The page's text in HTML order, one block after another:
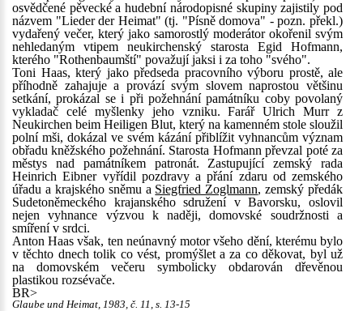
osvědčené pěvecké a hudební národopisné skupiny zajistily pod
názvem "Lieder der Heimat" (tj. "Písně domova" - pozn. překl.)
vydařený večer, který jako samorostlý moderátor okořenil svým
nehledaným vtipem neukirchenský starosta Egid Hofmann,
kterého "Rothenbaumští" považují jaksi i za toho "svého".
Toni Haas, který jako předseda pracovního výboru prostě, ale
příhodně zahajuje a provází svým slovem naprostou většinu
setkání, prokázal se i při požehnání památníku coby povolaný
vykladač celé myšlenky jeho vzniku. Farář Ulrich Murr z
Neukirchen beim Heiligen Blut, který na kamenném stole sloužil
polní mši, dokázal ve svém kázání přiblížit vyhnancům význam
obřadu kněžského požehnání. Starosta Hofmann převzal poté za
městys nad památníkem patronát. Zastupující zemský rada
Heinrich Eibner vyřídil pozdravy a přání zdaru od zemského
úřadu a krajského sněmu a Siegfried Zoglmann, zemský předák
Sudetoněmeckého krajanského sdružení v Bavorsku, oslovil
nejen vyhnance výzvou k naději, domovské soudržnosti a
smíření v srdci.
Anton Haas však, ten neúnavný motor všeho dění, kterému bylo
v těchto dnech tolik co vést, promýšlet a za co děkovat, byl už
na domovském večeru symbolicky obdarován dřevěnou
plastikou rozsévače.
BR>
Glaube und Heimat, 1983, č. 11, s. 13-15